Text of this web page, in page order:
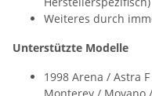
Weiteres durch
Unterstützte Modelle
1998 Arena / Astra